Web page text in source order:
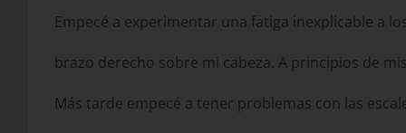
Empecé a experimentar una fatiga inexplicable a
brazo derecho sobre mi cabeza. A principios de
Más tarde empecé a tener problemas con las